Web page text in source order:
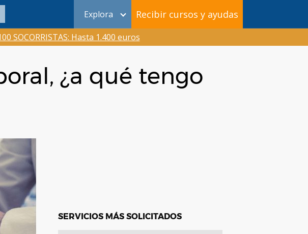
Explora Recibir cursos y ayudas
SOCORRISTAS: Hasta 1.400 euros
¿a qué tengo
SERVICIOS MÁS SOLICITADOS